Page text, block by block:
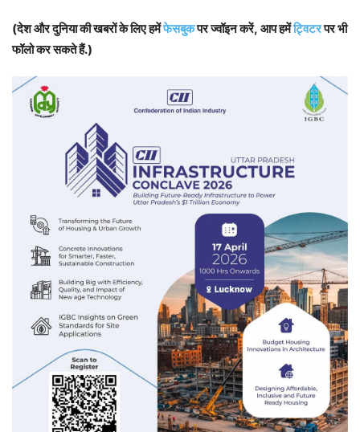
(देश और दुनिया की खबरों के लिए हमेंफेसबुकपर ज्वॉइन करें, आप हमेंट्विटरपर भी
फॉलो कर सकते हैं.)